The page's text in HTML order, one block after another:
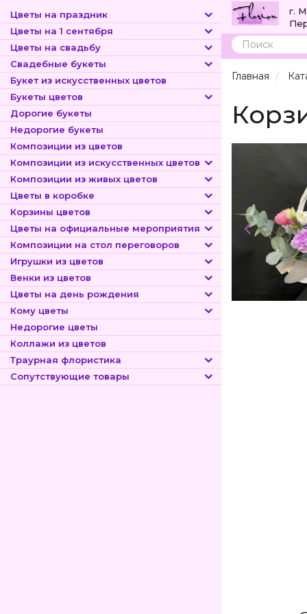
Цветы на праздник
Цветы на 1 сентября
Цветы на свадьбу
Свадебные букеты
Букет из искусственных цветов
Букеты цветов
Дорогие букеты
Недорогие букеты
Композиции из цветов
Композиции из искусственных цветов
Композиции из живых цветов
Цветы в коробке
Корзины цветов
Цветы на официальные мероприятия
Композиции на стол переговоров
Игрушки из цветов
Венки из цветов
Цветы на день рождения
Кому цветы
Недорогие цветы
Коллажи из цветов
Траурная флористика
Сопутствующие товары
г.
Поиск
Главная